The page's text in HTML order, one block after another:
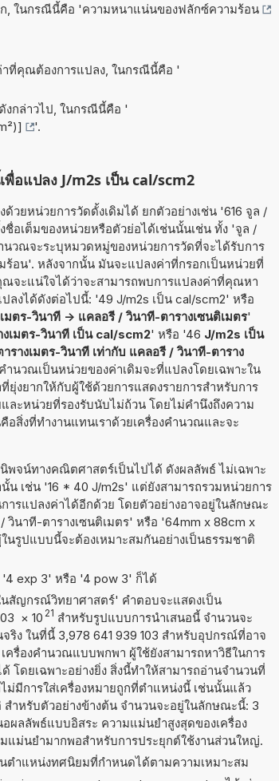
ก, ในกรณีนี้คือ 'ความหนาแน่นของฟลักซ์ความร้อน
าที่คุณต้องการแปลง, ในกรณีนี้คือ '
งกล่าวไป, ในกรณีนี้คือ '
'.
อแปลง J/m2s เป็น cal/scm2
วยหน่วยการวัดดั้งเดิมได้ ยกตัวอย่างเช่น '616 จูล /
ชื่อเต็มของหน่วยหรือตัวย่อได้เช่นนั้นเช่น ทั้ง 'จูล /
นวณจะระบุหมวดหมู่ของหน่วยการวัดที่จะได้รับการ
อน'. หลังจากนั้น มันจะแปลงค่าที่กรอกเป็นหน่วยที่
จะแน่ใจได้ว่าจะสามารถพบการแปลงค่าที่คุณหา
ลงได้ดังต่อไปนี้: '49 J/m2s เป็น cal/scm2' หรือ
มตร-วินาที -> แคลอรี / วินาที-ตารางเซนติเมตร'
งเมตร-วินาที เป็น cal/scm2' หรือ '46 J/m2s เป็น
รางเมตร-วินาที เท่ากับ แคลอรี / วินาที-ตาราง
ำนวณเป็นหน่วยของค่าเดิมจะที่แปลงโดยเฉพาะใน
งยากให้กับผู้ใช้ด้วยการแสดงรายการสำหรับการ
ะหน่วยที่รองรับนับไม่ถ้วน โดยไม่คำนึงถึงความ
สิ่งที่ทำงานแทนเราด้วยเครื่องคำนวณและจะ
พจน์ทางคณิตศาสตร์เป็นไปได้ ดังผลลัพธ์ ไม่เฉพาะ
เช่น '16 * 40 J/m2s' แต่ยังสามารถรวมหน่วยการ
รแปลงค่าได้อีกด้วย โดยตัวอย่างอาจอยู่ในลักษณะ
วินาที-ตารางเซนติเมตร' หรือ '64mm x 88cm x
นรูปแบบนี้จะต้องเหมาะสมกันอย่างเป็นธรรมชาติ
exp 3' หรือ '4 pow 3' ก็ได้
นสัญกรณ์วิทยาศาสตร์' คำตอบจะแสดงเป็น
× 10 21 สำหรับรูปแบบการนำเสนอนี้ จำนวนจะ
ริง ในที่นี้ 3,978 641 939 103 สำหรับอุปกรณ์ที่อาจ
ครื่องคำนวณแบบพกพา ผู้ใช้ยังสามารถหาวิธีในการ
ด้ โดยเฉพาะอย่างยิ่ง สิ่งนี้ทำให้สามารถอ่านจำนวนที่
ม่มีการใส่เครื่องหมายถูกที่ตำแหน่งนี้ เช่นนั้นแล้ว
ำหรับตัวอย่างข้างต้น จำนวนจะอยู่ในลักษณะนี้: 3
อผลลัพธ์แบบอิสระ ความแม่นยำสูงสุดของเครื่อง
ม่นยำมากพอสำหรับการประยุกต์ใช้งานส่วนใหญ่.
ตำแหน่งทศนิยมที่กำหนดได้ตามความเหมาะสม